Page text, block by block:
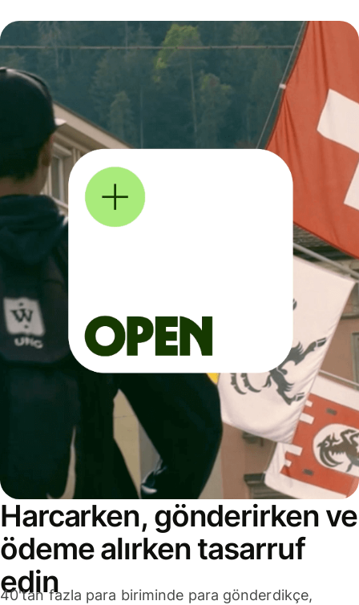
Harcarken, gönderirken ve
ödeme alırken tasarruf
edin
40'tan fazla para biriminde para gönderdikçe,